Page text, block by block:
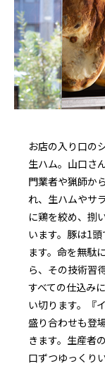
お店の入り口の
生ハム。山口さ
門業者や猟師か
れ、生ハムやサ
に鶏を絞め、捌
います。豚は1
ます。命を無駄
ら、その技術習
すべての仕込み
い切ります。『
盛り合わせも登
きます。生産者
口ずつゆっくり